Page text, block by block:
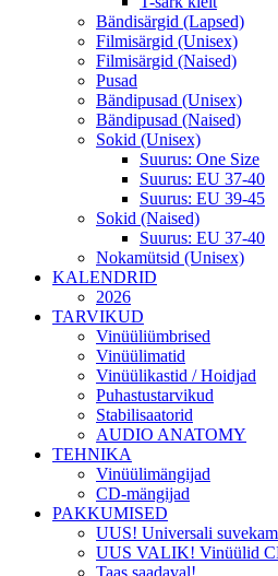
Bändisärgid (Lapsed)
Filmisärgid (Unisex)
Filmisärgid (Naised)
Pusad
Bändipusad (Unisex)
Bändipusad (Naised)
Sokid (Unisex)
Suurus: One Size
Suurus: EU 37-40
Suurus: EU 39-45
Sokid (Naised)
Suurus: EU 37-40
Nokamütsid (Unisex)
KALENDRID
2026
TARVIKUD
Vinüüliümbrised
Vinüülimatid
Vinüülikastid / Hoidjad
Puhastustarvikud
Stabilisaatorid
AUDIO ANATOMY
TEHNIKA
Vinüülimängijad
CD-mängijad
PAKKUMISED
UUS! Universali
UUS VALIK! Vinüülid